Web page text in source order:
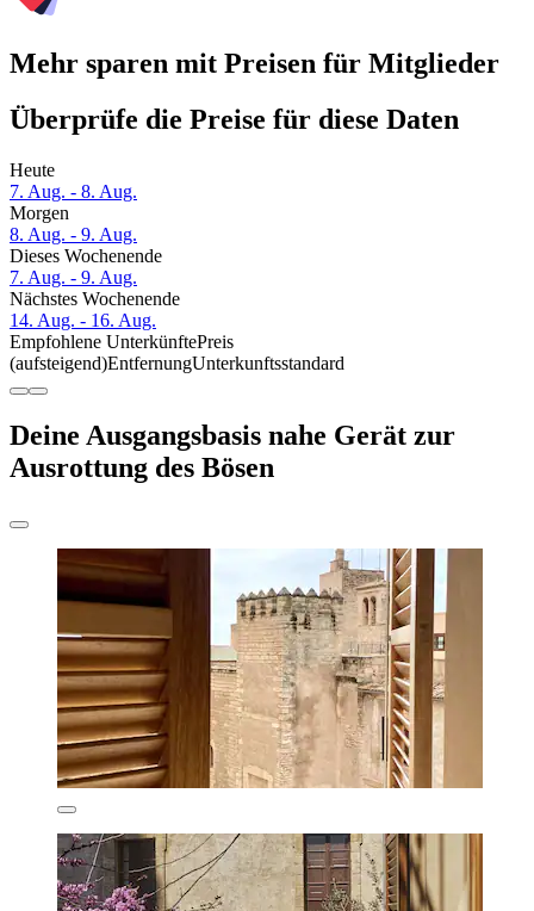
Mehr sparen mit Preisen für Mitglieder
Überprüfe die Preise für diese Daten
Heute
7. Aug. - 8. Aug.
Morgen
8. Aug. - 9. Aug.
Dieses Wochenende
7. Aug. - 9. Aug.
Nächstes Wochenende
14. Aug. - 16. Aug.
Empfohlene UnterkünftePreis
(aufsteigend)EntfernungUnterkunftsstandard
Deine Ausgangsbasis nahe Gerät zur
Ausrottung des Bösen